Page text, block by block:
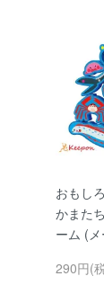
おもし
かまた
ーム (
290円(